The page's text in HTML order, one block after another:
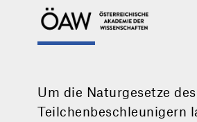
Um die Naturgesetze
Teilchenbeschleunigern